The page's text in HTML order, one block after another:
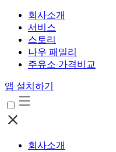
회사소개
서비스
스토리
나우 패밀리
주유소 가격비교
앱 설치하기
회사소개